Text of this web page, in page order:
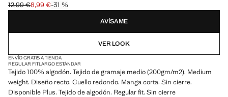
Precio inicial tachado [12,99 € ]
12,99 €
Precio actual [8,99 € ]
8,99 €-31 %
AVÍSAME
VER LOOK
ENVÍO GRATIS A TIENDA
REGULAR FITLARGO ESTÁNDAR
Tejido 100% algodón. Tejido de gramaje medio (200gm/m2). Medium
weight. Diseño recto. Cuello redondo. Manga corta. Sin cierre.
Disponible Plus. Tejido de algodón. Regular fit. Sin cierre